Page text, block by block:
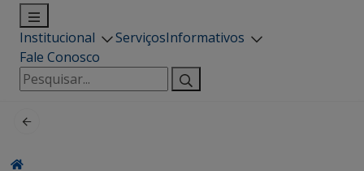
Institucional ServiçosInformativos
Fale Conosco
Pesquisar
por: